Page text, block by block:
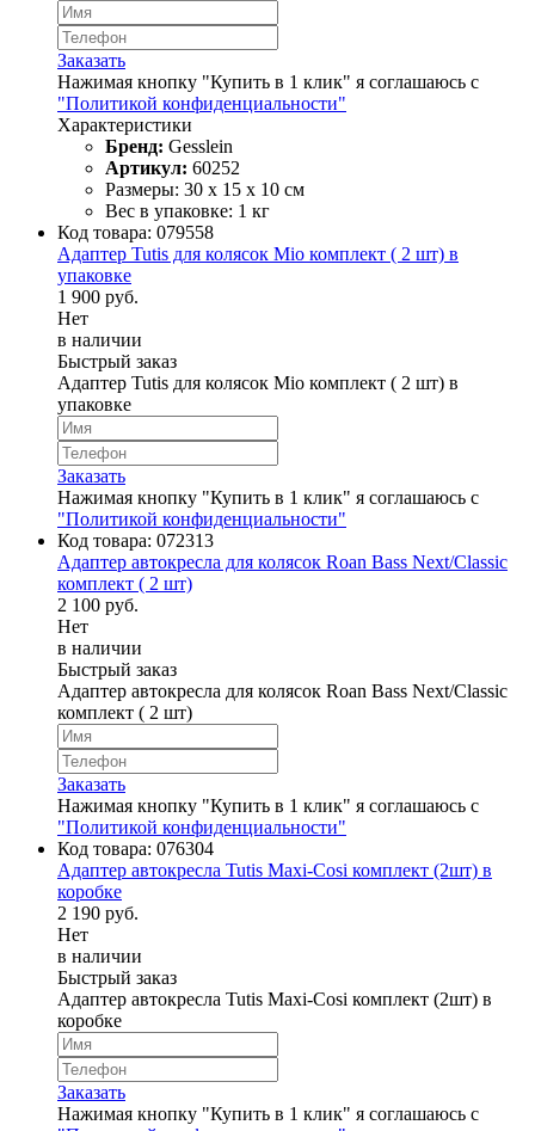
Заказать
Нажимая кнопку "Купить в 1 клик" я соглашаюсь с
"Политикой конфиденциальности"
Характеристики
Бренд: Gesslein
Артикул: 60252
Размеры: 30 х 15 х 10 см
Вес в упаковке: 1 кг
Код товара: 079558
Адаптер Tutis для колясок Mio комплект ( 2 шт) в
упаковке
1 900 руб.
Нет
в наличии
Быстрый заказ
Адаптер Tutis для колясок Mio комплект ( 2 шт) в
упаковке
Заказать
Нажимая кнопку "Купить в 1 клик" я соглашаюсь с
"Политикой конфиденциальности"
Код товара: 072313
Адаптер автокресла для колясок Roan Bass Next/Classic
комплект ( 2 шт)
2 100 руб.
Нет
в наличии
Быстрый заказ
Адаптер автокресла для колясок Roan Bass Next/Classic
комплект ( 2 шт)
Заказать
Нажимая кнопку "Купить в 1 клик" я соглашаюсь с
"Политикой конфиденциальности"
Код товара: 076304
Адаптер автокресла Tutis Maxi-Cosi комплект (2шт) в
коробке
2 190 руб.
Нет
в наличии
Быстрый заказ
Адаптер автокресла Tutis Maxi-Cosi комплект (2шт) в
коробке
Заказать
Нажимая кнопку "Купить в 1 клик" я соглашаюсь с